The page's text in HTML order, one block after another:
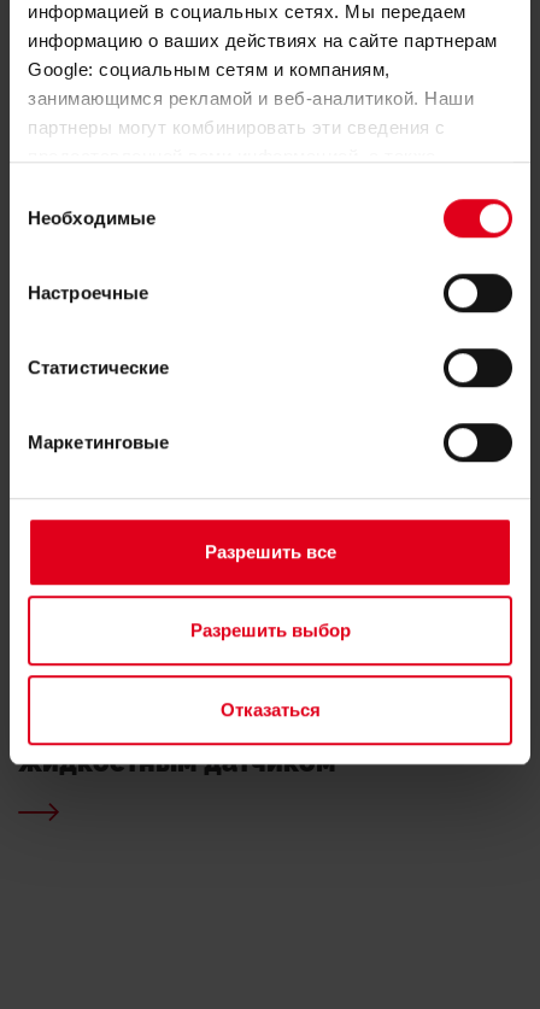
информацией в социальных сетях. Мы передаем
информацию о ваших действиях на сайте партнерам
Google: социальным сетям и компаниям,
занимающимся рекламой и веб-аналитикой. Наши
партнеры могут комбинировать эти сведения с
вами их сервисов.
согласия
Необходимые
Настроечные
Статистические
Маркетинговые
Разрешить все
Разрешить выбор
Отказаться
Динамические термостатические
Термостатические головки с
жидкостным датчиком